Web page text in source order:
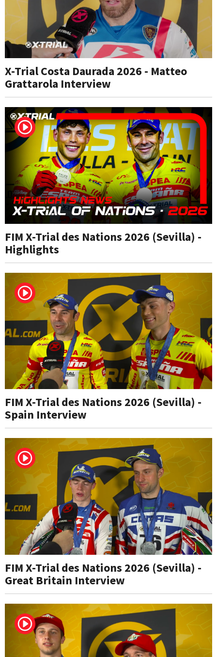
X-Trial Costa Daurada 2026 - Matteo
Grattarola Interview
FIM X-Trial des Nations 2026 (Sevilla) -
Highlights
FIM X-Trial des Nations 2026 (Sevilla) -
Spain Interview
FIM X-Trial des Nations 2026 (Sevilla) -
Great Britain Interview